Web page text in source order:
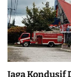
Jaga Kondusif